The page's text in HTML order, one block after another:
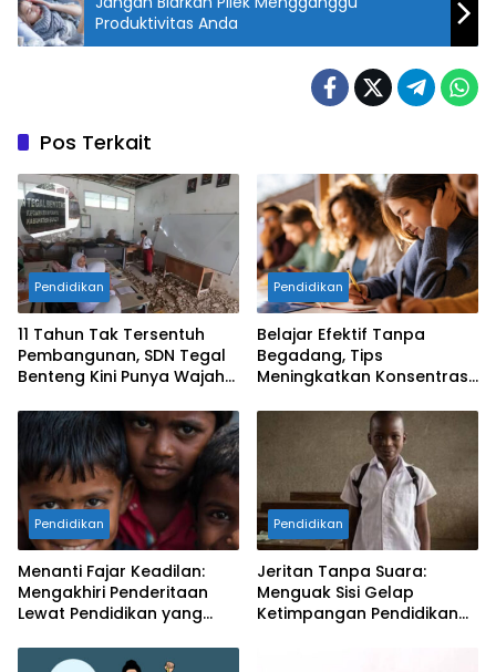
Produktivitas Anda
Pos Terkait
Pendidikan
​11 Tahun Tak Tersentuh
Pembangunan, SDN Tegal
Benteng Kini Punya Wajah
Kepemimpinan Rudy-Jaro
Pendidikan
Belajar Efektif Tanpa
Begadang, Tips
Meningkatkan Konsentrasi
Mahasiswa
Pendidikan
Menanti Fajar Keadilan:
Mengakhiri Penderitaan
Lewat Pendidikan yang
Pendidikan
Jeritan Tanpa Suara:
Menguak Sisi Gelap
Ketimpangan Pendidikan